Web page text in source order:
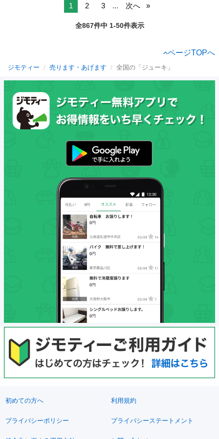
1 2 3 ... 次へ
全867件中 1-50件表示
ページTOPへ
ジモティー 売ります・あげます 全国の「ジューキ」
初めての方へ 利用規約
プライバシーポリシー プライバシーステートメント